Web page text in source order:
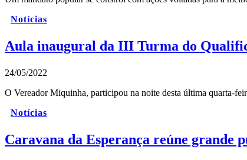
Notícias
Aula inaugural da III Turma do
24/05/2022
O Vereador Miquinha, participou na noite desta última quarta-
Notícias
Caravana da Esperança reúne grande